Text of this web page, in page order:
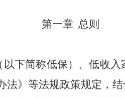
第一章 总则
下简称低保）、低收
》等法规政策规定，结